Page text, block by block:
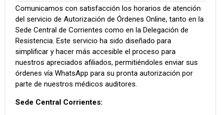
Comunicamos con satisfacción los horarios de atención
del servicio de Autorización de Órdenes Online, tanto en la
Sede Central de Corrientes como en la Delegación de
Resistencia. Este servicio ha sido diseñado para
simplificar y hacer más accesible el proceso para
nuestros apreciados afiliados, permitiéndoles enviar sus
órdenes vía WhatsApp para su pronta autorización por
parte de nuestros médicos auditores.
Sede Central Corrientes: